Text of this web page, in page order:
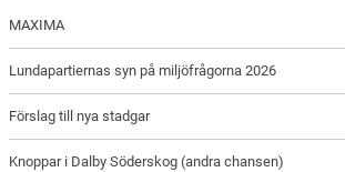
MAXIMA
Lundapartiernas syn på miljöfrågorna 2026
Förslag till nya stadgar
Knoppar i Dalby Söderskog (andra chansen)